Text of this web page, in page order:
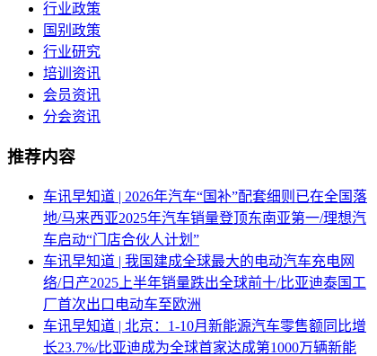
行业政策
国别政策
行业研究
培训资讯
会员资讯
分会资讯
推荐内容
车讯早知道 | 2026年汽车“国补”配套细则已在全国落
地/马来西亚2025年汽车销量登顶东南亚第一/理想汽
车启动“门店合伙人计划”
车讯早知道 | 我国建成全球最大的电动汽车充电网
络/日产2025上半年销量跌出全球前十/比亚迪泰国工
厂首次出口电动车至欧洲
车讯早知道 | 北京：1-10月新能源汽车零售额同比增
长23.7%/比亚迪成为全球首家达成第1000万辆新能